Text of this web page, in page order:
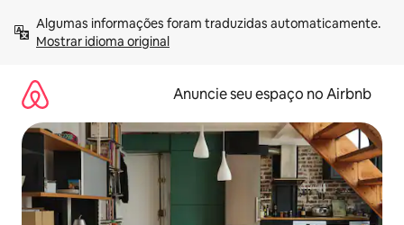
para
Mostrar idioma original
Anuncie seu espaço no Airbnb